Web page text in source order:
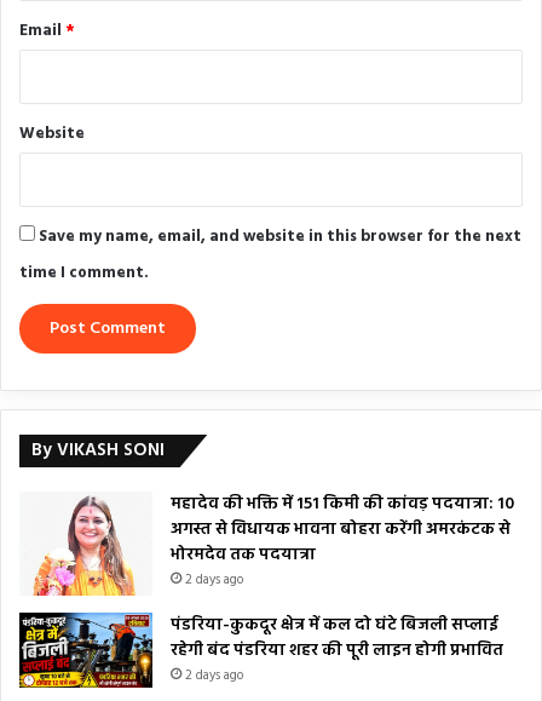
Email *
Website
Save my name, email, and website in this browser for the next
time I comment.
By VIKASH SONI
महादेव की भक्ति में 151 किमी की कांवड़ पदयात्रा: 10
अगस्त से विधायक भावना बोहरा करेंगी अमरकंटक से
भोरमदेव तक पदयात्रा
2 days ago
पंडरिया-कुकदूर क्षेत्र में कल दो घंटे बिजली सप्लाई
रहेगी बंद पंडरिया शहर की पूरी लाइन होगी प्रभावित
2 days ago